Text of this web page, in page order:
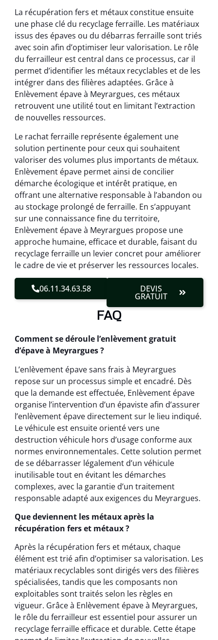
La récupération fers et métaux constitue ensuite
une phase clé du recyclage ferraille. Les matériaux
issus des épaves ou du débarras ferraille sont triés
avec soin afin d’optimiser leur valorisation. Le rôle
du ferrailleur est central dans ce processus, car il
permet d’identifier les métaux recyclables et de les
intégrer dans des filières adaptées. Grâce à
Enlèvement épave à Meyrargues, ces métaux
retrouvent une utilité tout en limitant l’extraction
de nouvelles ressources.
Le rachat ferraille représente également une
solution pertinente pour ceux qui souhaitent
valoriser des volumes plus importants de métaux.
Enlèvement épave permet ainsi de concilier
démarche écologique et intérêt pratique, en
offrant une alternative responsable à l’abandon ou
au stockage prolongé de ferraille. En s’appuyant
sur une connaissance fine du territoire,
Enlèvement épave à Meyrargues propose une
approche humaine, efficace et durable, faisant du
recyclage ferraille un levier concret pour améliorer
le cadre de vie et préserver les ressources locales.
06.11.34.63.58 DEVIS
GRATUIT
FAQ
Comment se déroule l’enlèvement gratuit
d’épave à Meyrargues ?
L’enlèvement épave sans frais à Meyrargues
repose sur un processus simple et encadré. Dès
que la demande est effectuée, Enlèvement épave
organise l’intervention d’un épaviste afin d’assurer
l’enlèvement épave directement sur le lieu indiqué.
Le véhicule est ensuite orienté vers une
destruction véhicule hors d’usage conforme aux
normes environnementales. Cette solution permet
de se débarrasser légalement d’un véhicule
inutilisable tout en évitant les démarches
complexes, avec la garantie d’un traitement
responsable adapté aux exigences du Meyrargues.
Que deviennent les métaux après la
récupération fers et métaux ?
Après la récupération fers et métaux, chaque
élément est trié afin d’optimiser sa valorisation. Les
matériaux recyclables sont dirigés vers des filières
spécialisées, tandis que les composants non
exploitables sont traités selon les règles en
vigueur. Grâce à Enlèvement épave à Meyrargues,
le rôle du ferrailleur est essentiel pour assurer un
recyclage ferraille efficace et durable. Cette étape